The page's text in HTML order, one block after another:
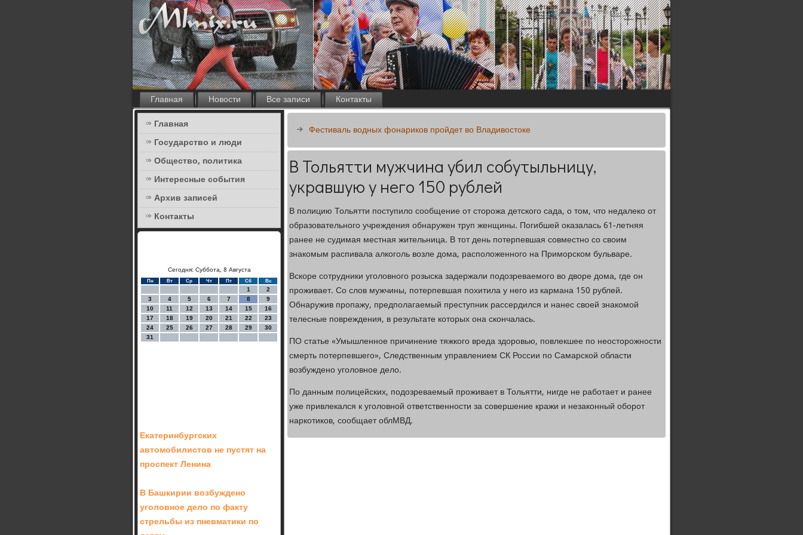
Главная Новости Все записи
Контакты
Главная
Государство и люди
Общество, политика
Интересные события
Архив записей
Контакты
Сегодня: Суббота, 8 Августа
Пн Вт Ср Чт Пт Сб Вс
1
2
3
4 5 6 7 8
9
10
11 12 13 14 15
16
17
18 19 20 21 22
23
24
25 26 27 28 29
30
31
Екатеринбургских
автомобилистов не пустят на
проспект Ленина
В Башкирии возбуждено
уголовное дело по факту
стрельбы из пневматики по
Фестиваль водных фонариков пройдет во Владивостоке
В Тольятти мужчина убил собутыльницу,
укравшую у него 150 рублей
В полицию Тольятти поступило сообщение от сторожа детского сада, о том, что недалеко от
образовательного учреждения обнаружен труп женщины. Погибшей оказалась 61-летняя
ранее не судимая местная жительница. В тот день потерпевшая совместно со своим
знакомым распивала алкоголь возле дома, расположенного на Приморском бульваре.
Вскоре сотрудники уголовного розыска задержали подозреваемого во дворе дома, где он
проживает. Со слов мужчины, потерпевшая похитила у него из кармана 150 рублей.
Обнаружив пропажу, предполагаемый преступник рассердился и нанес своей знакомой
телесные повреждения, в результате которых она скончалась.
ПО статье «Умышленное причинение тяжкого вреда здоровью, повлекшее по неосторожности
смерть потерпевшего», Следственным управлением СК России по Самарской области
возбуждено уголовное дело.
По данным полицейских, подозреваемый проживает в Тольятти, нигде не работает и ранее
уже привлекался к уголовной ответственности за совершение кражи и незаконный оборот
наркотиков, сообщает облМВД.